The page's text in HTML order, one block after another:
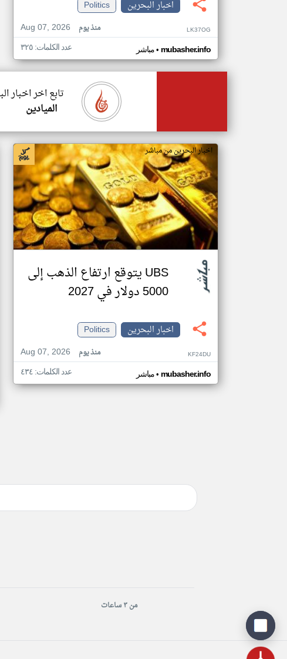
اخبار البحرين
Politics
Aug 07, 2026
منذ يوم LK37OG
مباشر• mubasher.info عدد الكلمات: ٣٢٥
تابع اخر اخبار
الميادين
اخبار البحرين من مباشر
UBS يتوقع ارتفاع الذهب إلى
5000 دولار في 2027
اخبار البحرين
Politics
Aug 07, 2026
منذ يوم KF24DU
مباشر• mubasher.info عدد الكلمات: ٤٣٤
من ٣ ساعات